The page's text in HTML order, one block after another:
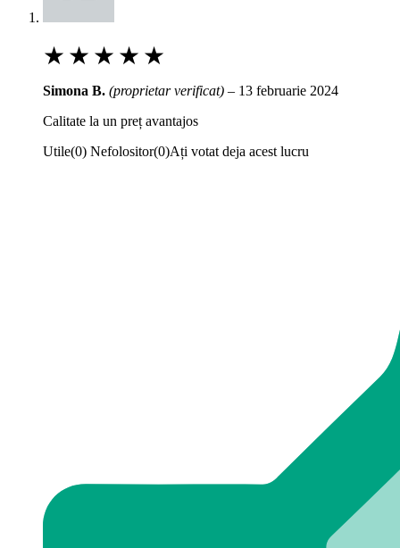
★ ★ ★ ★ ★
Simona B. (proprietar verificat) – 13 februarie 2024
Calitate la un preț avantajos
Utile(0) Nefolositor(0)Ați votat deja acest lucru